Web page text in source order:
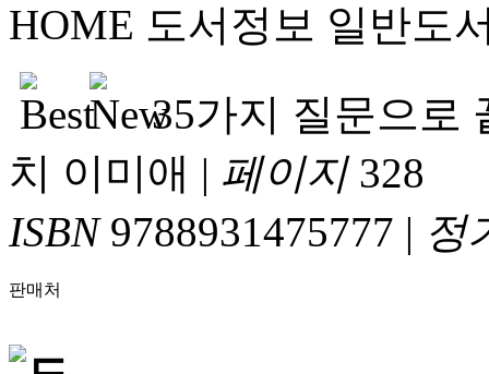
HOME 도서정보 일반도
35가지 질문으로
치 이미애 | 페이지328
ISBN9788931475777 | 정
판매처